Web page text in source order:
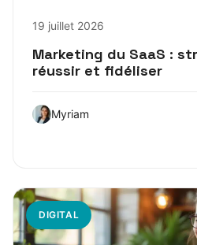
19 juillet 2026
Marketing du SaaS :
réussir et fidéliser
Myriam
DIGITAL